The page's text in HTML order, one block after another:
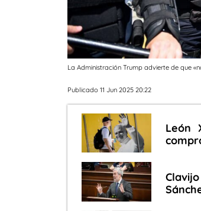
La Administración Trump advierte de que
Publicado 11 Jun 2025 20:22
León